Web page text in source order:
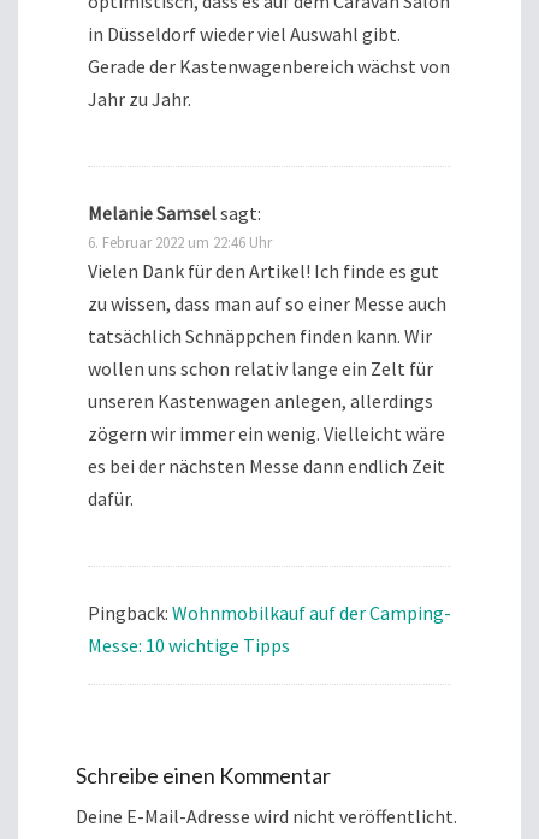
in Düsseldorf wieder viel Auswahl gibt.
Gerade der Kastenwagenbereich wächst von
Jahr zu Jahr.
Melanie Samselsagt:
6. Februar 2022 um 22:46 Uhr
Vielen Dank für den Artikel! Ich finde es gut
zu wissen, dass man auf so einer Messe auch
tatsächlich Schnäppchen finden kann. Wir
wollen uns schon relativ lange ein Zelt für
unseren Kastenwagen anlegen, allerdings
zögern wir immer ein wenig. Vielleicht wäre
es bei der nächsten Messe dann endlich Zeit
dafür.
Pingback: Wohnmobilkauf auf der Camping-
Messe: 10 wichtige Tipps
Schreibe einen Kommentar
Deine E-Mail-Adresse wird nicht veröffentlicht.